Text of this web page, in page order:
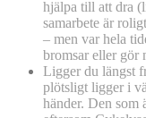
hjälpa till att dra
samarbete är
– men var hela
bromsar eller gör
Ligger du längst
plötsligt ligger i
händer. Den som